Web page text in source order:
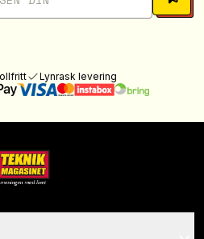
Lynrask levering